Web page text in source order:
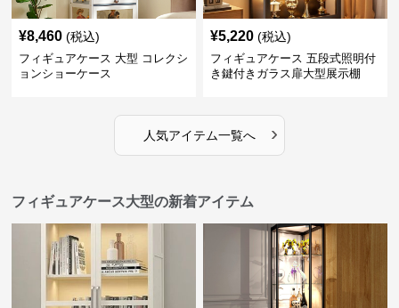
¥8,460 (税込)
フィギュアケース 大型 コレクシ
ョンショーケース
¥5,220 (税込)
フィギュアケース 五段式照明付
き鍵付きガラス扉大型展示棚
人気アイテム一覧へ ›
フィギュアケース大型の新着アイテム